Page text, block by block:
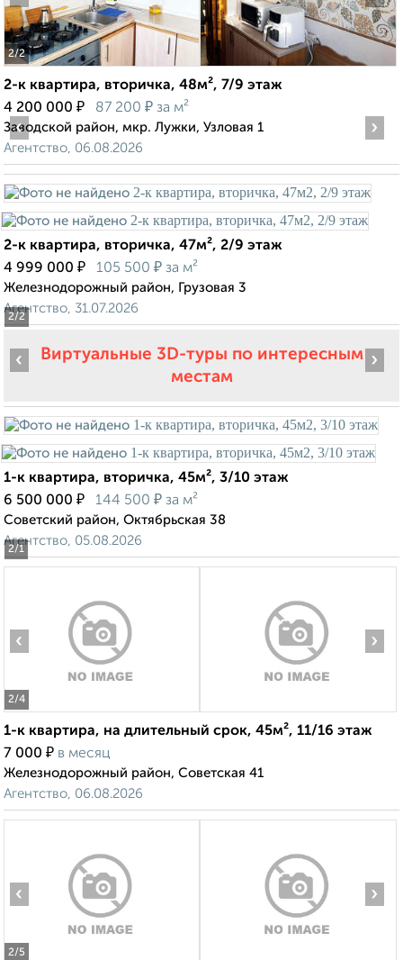
2/2
2-к квартира, вторичка, 48м², 7/9 этаж
4 200 000 ₽ 87 200 ₽ за м²
Заводской район, мкр. Лужки, Узловая 1
Агентство, 06.08.2026
2/2
‹ ›
2-к квартира, вторичка, 47м², 2/9 этаж
4 999 000 ₽ 105 500 ₽ за м²
Железнодорожный район, Грузовая 3
Агентство, 31.07.2026
Виртуальные 3D-туры по интересным
местам
2/1
‹ ›
1-к квартира, вторичка, 45м², 3/10 этаж
6 500 000 ₽ 144 500 ₽ за м²
Советский район, Октябрьская 38
Агентство, 05.08.2026
2/4
‹ ›
1-к квартира, на длительный срок, 45м², 11/16 этаж
7 000 ₽ в месяц
Железнодорожный район, Советская 41
Агентство, 06.08.2026
2/5
‹ ›